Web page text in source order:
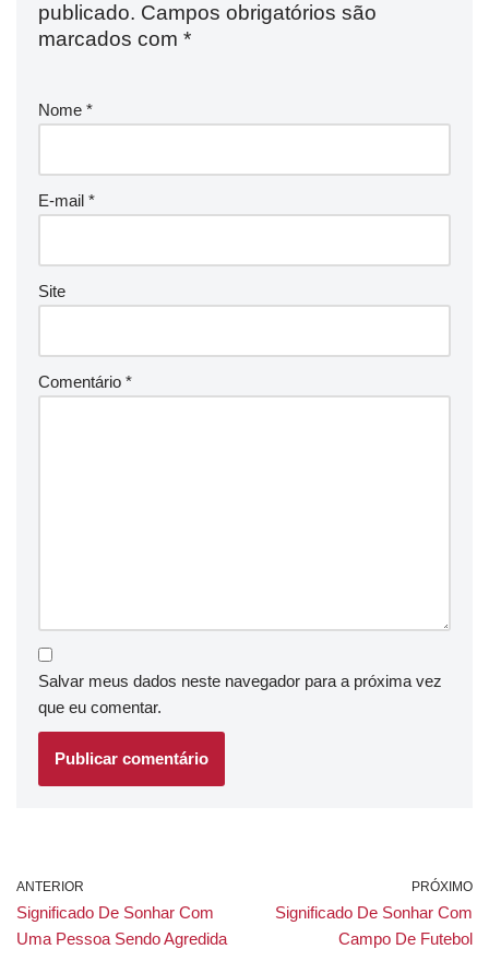
publicado. Campos obrigatórios são
marcados com *
Nome *
E-mail *
Site
Comentário *
Salvar meus dados neste navegador para a próxima vez
que eu comentar.
ANTERIOR
Significado De Sonhar Com
Uma Pessoa Sendo Agredida
PRÓXIMO
Significado De Sonhar Com
Campo De Futebol